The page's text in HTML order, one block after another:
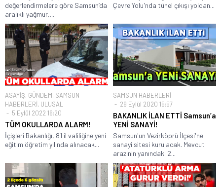
değerlendirmelere göre Samsun’da
aralıklı yağmur,...
Çevre Yolu'nda tünel çıkışı yoldan...
ASAYİŞ, GÜNDEM, SAMSUN
HABERLERİ, ULUSAL
5 Eylül 2022 16:20
TÜM OKULLARDA ALARM!
İçişleri Bakanlığı, 81 il valiliğine yeni
eğitim öğretim yılında alınacak...
SAMSUN HABERLERİ
29 Eylül 2020 15:57
BAKANLIK İLAN ETTİ Samsun’a
YENİ SANAYİ!
Samsun'un Vezirköprü İlçesi'ne
sanayi sitesi kurulacak. Mevcut
arazinin yanındaki 2...